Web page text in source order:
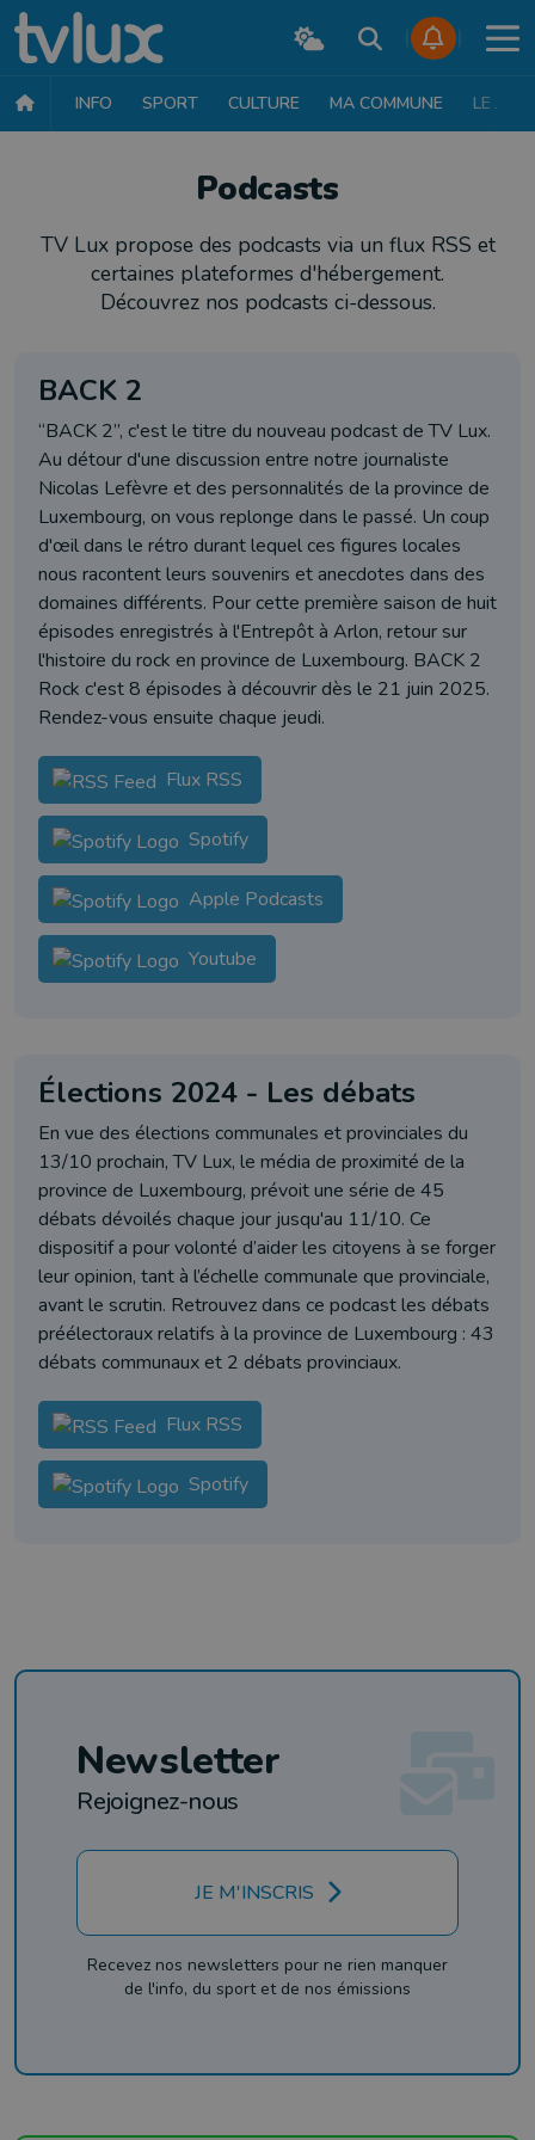
INFO SPORT CULTURE MA COMMUNE LE JT
Podcasts
TV Lux propose des podcasts via un flux RSS et
certaines plateformes d'hébergement.
Découvrez nos podcasts ci-dessous.
BACK 2
“BACK 2”, c'est le titre du nouveau podcast de TV Lux.
Au détour d'une discussion entre notre journaliste
Nicolas Lefèvre et des personnalités de la province de
Luxembourg, on vous replonge dans le passé. Un coup
d'œil dans le rétro durant lequel ces figures locales
nous racontent leurs souvenirs et anecdotes dans des
domaines différents. Pour cette première saison de huit
épisodes enregistrés à l'Entrepôt à Arlon, retour sur
l'histoire du rock en province de Luxembourg. BACK 2
Rock c'est 8 épisodes à découvrir dès le 21 juin 2025.
Rendez-vous ensuite chaque jeudi.
Flux RSS
Spotify
Apple Podcasts
Youtube
Élections 2024 - Les débats
En vue des élections communales et provinciales du
13/10 prochain, TV Lux, le média de proximité de la
province de Luxembourg, prévoit une série de 45
débats dévoilés chaque jour jusqu'au 11/10. Ce
dispositif a pour volonté d’aider les citoyens à se forger
leur opinion, tant à l’échelle communale que provinciale,
avant le scrutin. Retrouvez dans ce podcast les débats
préélectoraux relatifs à la province de Luxembourg : 43
débats communaux et 2 débats provinciaux.
Flux RSS
Spotify
Newsletter
Rejoignez-nous
JE M'INSCRIS
Recevez nos newsletters pour ne rien manquer
de l'info, du sport et de nos émissions